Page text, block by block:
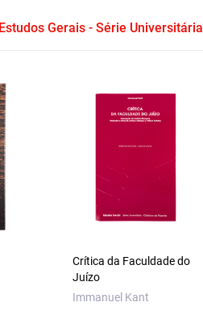
Estudos Gerais - Série Universitária
Crítica da Faculdade do
Juízo
Immanuel Kant